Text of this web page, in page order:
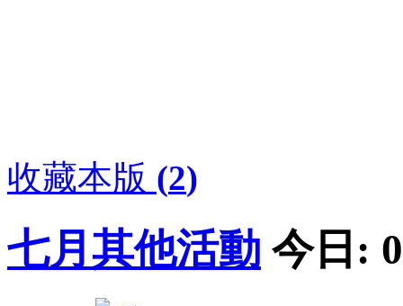
收藏本版 (2)
七月其他活動 今日: 0